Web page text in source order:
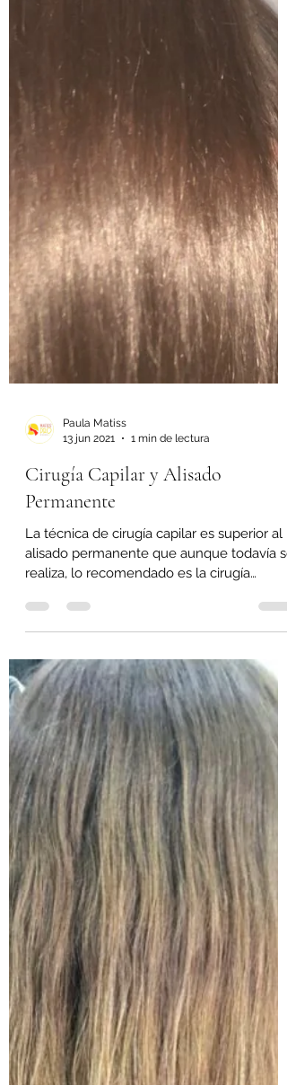
13 jun 2021
1 min de lectura
Cirugía Capilar y Alisado
Permanente
La técnica de cirugía capilar es superior al
realiza, lo recomendado es la cirugía
capilar. Las...